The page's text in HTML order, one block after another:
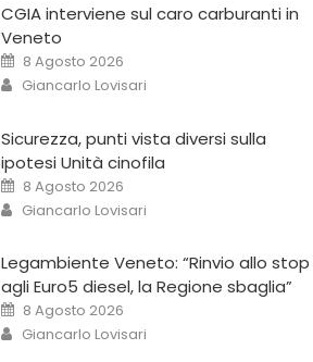
CGIA interviene sul caro carburanti in
Veneto
8 Agosto 2026
Giancarlo Lovisari
Sicurezza, punti vista diversi sulla
ipotesi Unità cinofila
8 Agosto 2026
Giancarlo Lovisari
Legambiente Veneto: “Rinvio allo stop
agli Euro5 diesel, la Regione sbaglia”
8 Agosto 2026
Giancarlo Lovisari